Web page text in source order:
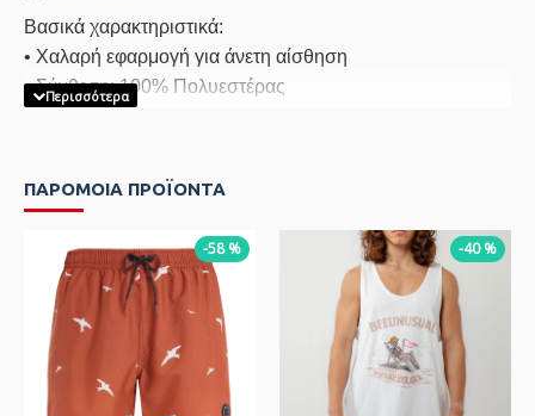
Βασικά χαρακτηριστικά:
• Χαλαρή εφαρμογή για άνετη αίσθηση
• Σύνθεση: 100% Πολυεστέρας
ΠΑΡΟΜΟΙΑ ΠΡΟΪΟΝΤΑ
-58 % -40 %